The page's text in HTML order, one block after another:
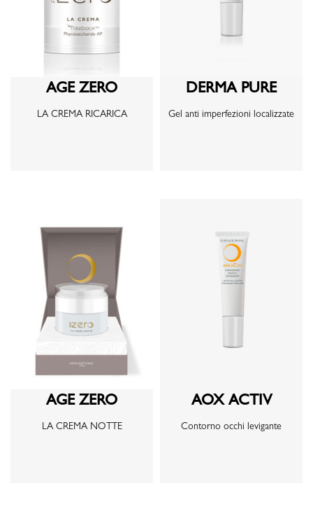
AGE ZERO
LA CREMA RICARICA
DERMA PURE
Gel anti imperfezioni localizzate
AGE ZERO
LA CREMA NOTTE
AOX ACTIV
Contorno occhi levigante